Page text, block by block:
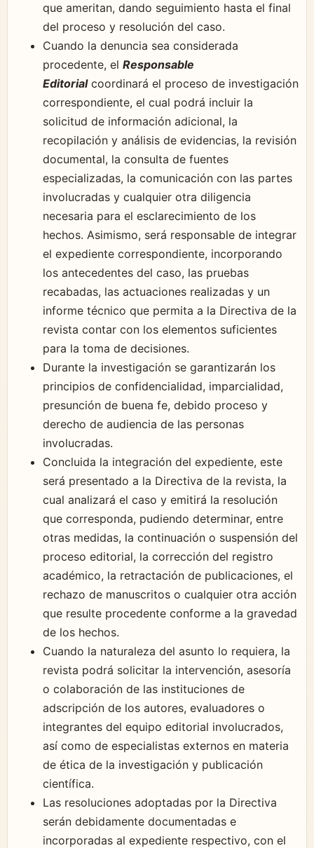
que ameritan, dando seguimiento hasta el final
del proceso y resolución del caso.
Cuando la denuncia sea considerada
procedente, el Responsable
Editorialcoordinará el proceso de investigación
correspondiente, el cual podrá incluir la
solicitud de información adicional, la
recopilación y análisis de evidencias, la revisión
documental, la consulta de fuentes
especializadas, la comunicación con las partes
involucradas y cualquier otra diligencia
necesaria para el esclarecimiento de los
hechos. Asimismo, será responsable de integrar
el expediente correspondiente, incorporando
los antecedentes del caso, las pruebas
recabadas, las actuaciones realizadas y un
informe técnico que permita a la Directiva de la
revista contar con los elementos suficientes
para la toma de decisiones.
Durante la investigación se garantizarán los
principios de confidencialidad, imparcialidad,
presunción de buena fe, debido proceso y
derecho de audiencia de las personas
involucradas.
Concluida la integración del expediente, este
será presentado a la Directiva de la revista, la
cual analizará el caso y emitirá la resolución
que corresponda, pudiendo determinar, entre
otras medidas, la continuación o suspensión del
proceso editorial, la corrección del registro
académico, la retractación de publicaciones, el
rechazo de manuscritos o cualquier otra acción
que resulte procedente conforme a la gravedad
de los hechos.
Cuando la naturaleza del asunto lo requiera, la
revista podrá solicitar la intervención, asesoría
o colaboración de las instituciones de
adscripción de los autores, evaluadores o
integrantes del equipo editorial involucrados,
así como de especialistas externos en materia
de ética de la investigación y publicación
científica.
Las resoluciones adoptadas por la Directiva
serán debidamente documentadas e
incorporadas al expediente respectivo, con el